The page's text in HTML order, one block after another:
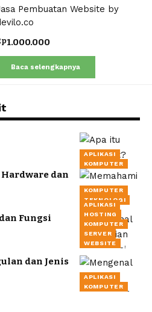
Dinilai
dari 5
Pembuatan Website by
1.000.000
Baca selengkapnya
APLIKASI
KOMPUTER
KOMPUTER
TEKNOLOGI
dan
APLIKASI
HOSTING
KOMPUTER
SERVER
WEBSITE
Fungsi
APLIKASI
KOMPUTER
dan Jenis